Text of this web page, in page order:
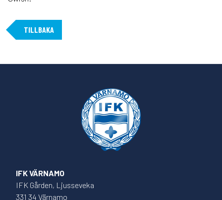
TILLBAKA
IFK VÄRNAMO
IFK Gården, Ljusseveka
331 34 Värnamo